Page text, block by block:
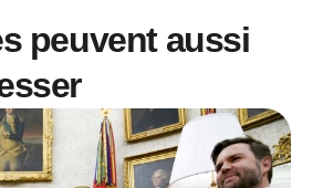
peuvent aussi